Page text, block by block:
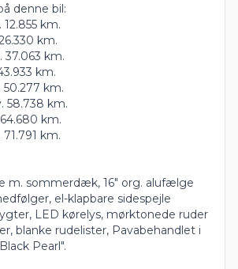
denne bil:
km.
km.
37.063 km.
km.
50.277 km.
58.738 km.
64.680 km.
km.
m. sommerdæk, 16" org. alufælge
el-klapbare sidespejle
LED kørelys, mørktonede ruder
blanke rudelister, Pavabehandlet i
Pearl".